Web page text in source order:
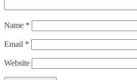
Name *
Email *
Website